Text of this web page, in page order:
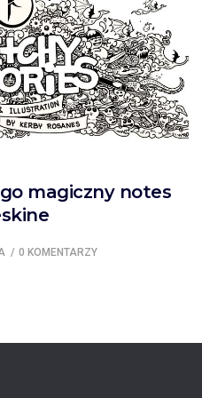
magiczny notes
0 KOMENTARZY